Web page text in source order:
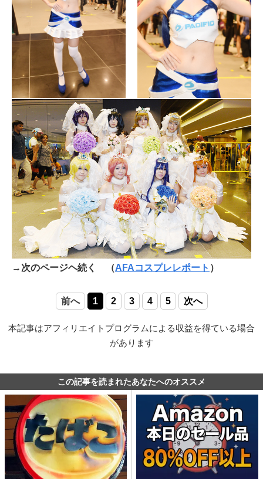
→次のページヘ続く （AFAコスプレレポート ）
前へ 1 2 3 4 5 次へ
本記事はアフィリエイトプログラムによる収益を得ている場合
があります
この記事を読まれたあなたへのオススメ